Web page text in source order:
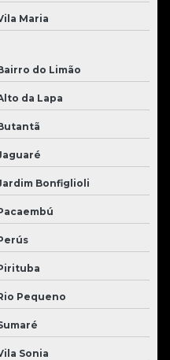
Maria
do Limão
da Lapa
Bonfiglioli
Pequeno
Sonia